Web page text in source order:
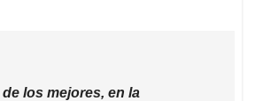
los mejores, en la